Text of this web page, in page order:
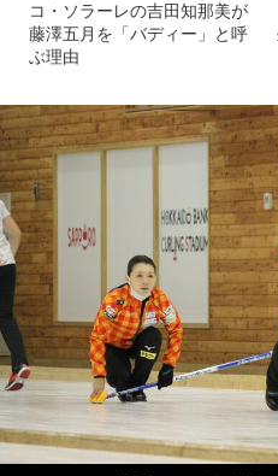
コ・ソラーレの吉田知那美が
藤澤五月を「バディー」と呼
ぶ理由